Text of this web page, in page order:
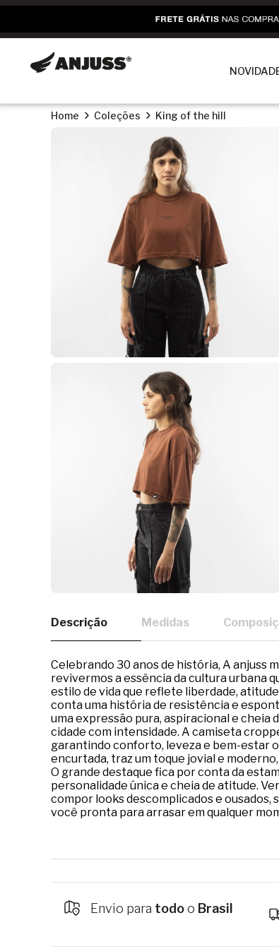
Home Coleções King of the hill
Descrição Medidas
Celebrando 30 anos de história, A anjuss
revivermos a essência da cultura urbana
estilo de vida que reflete liberdade,
conta uma história de resistência e
uma expressão pura, aspiracional e cheia
cidade com intensidade. A camiseta
garantindo conforto, leveza e bem-estar
encurtada, traz um toque jovial e
O grande destaque fica por conta da
personalidade única e cheia de atitude.
compor looks descomplicados e ousados,
você pronta para arrasar em qualquer
Envio para todoo Brasil